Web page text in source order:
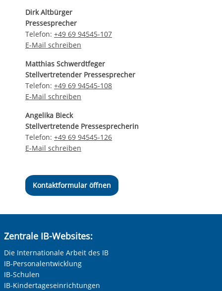
Dirk Altbürger
Pressesprecher
Telefon:+49 69 94545-107
E-Mail schreiben
Matthias Schwerdtfeger
Stellvertretender Pressesprecher
Telefon:+49 69 94545-108
E-Mail schreiben
Angelika Bieck
Stellvertretende Pressesprecherin
Telefon:+49 69 94545-126
E-Mail schreiben
Kontaktformular öffnen
Zentrale IB-Websites:
Die Internationale Arbeit des IB
IB-Personalentwicklung
IB-Schulen
IB-Kindertageseinrichtungen